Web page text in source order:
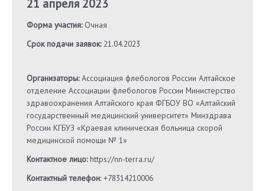
21 апреля 2023
Форма участия:Очная
Срок подачи заявок:21.04.2023
Организаторы:Ассоциация флебологов России Алтайское
отделение Ассоциации флебологов России Министерство
здравоохранения Алтайского края ФГБОУ ВО «Алтайский
государственный медицинский университет» Минздрава
России КГБУЗ «Краевая клиническая больница скорой
медицинской помощи № 1»
Контактное лицо:https://nn-terra.ru/
Контактный телефон: +78314210006